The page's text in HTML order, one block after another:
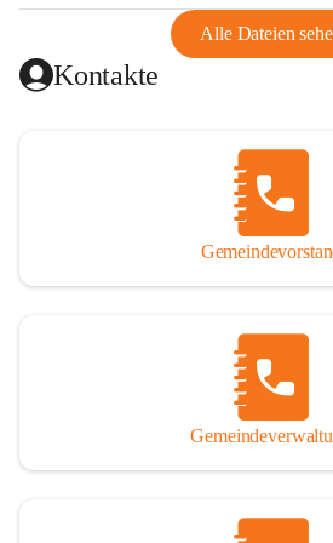
Aus diesem Grund war die
Schmuggel zu betreiben. Es kam oft
Überfällen und Schießereien. Erst mit
wirtschaftlich ging es bergauf. Dieser
1926. Es folgten Arbeitslosigkeit,
Unanbringlichkeit von Produkten.
Anschluss an das Deutsche Reich
Weltkrieg ausbrach, schwang die
26 Männer an der Front, weitere 16
Von 1971 bis 1991 gehörte
Ollersdorf. Durch den Einsatz von
wurde Wörterberg 1991 wieder eine
Die Gemeinde liegt im
Alle Dateien
Kontakte